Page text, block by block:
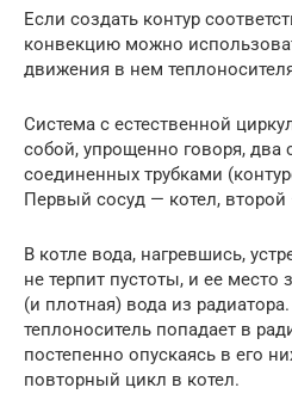
Если создать контур
конвекцию можно
движения в нем
Система с естественной
собой, упрощенно говоря,
соединенных трубками
Первый сосуд — котел,
В котле вода, нагревшись,
не терпит пустоты, и ее место
(и плотная) вода из
теплоноситель попадает в
постепенно опускаясь в его
повторный цикл в котел.